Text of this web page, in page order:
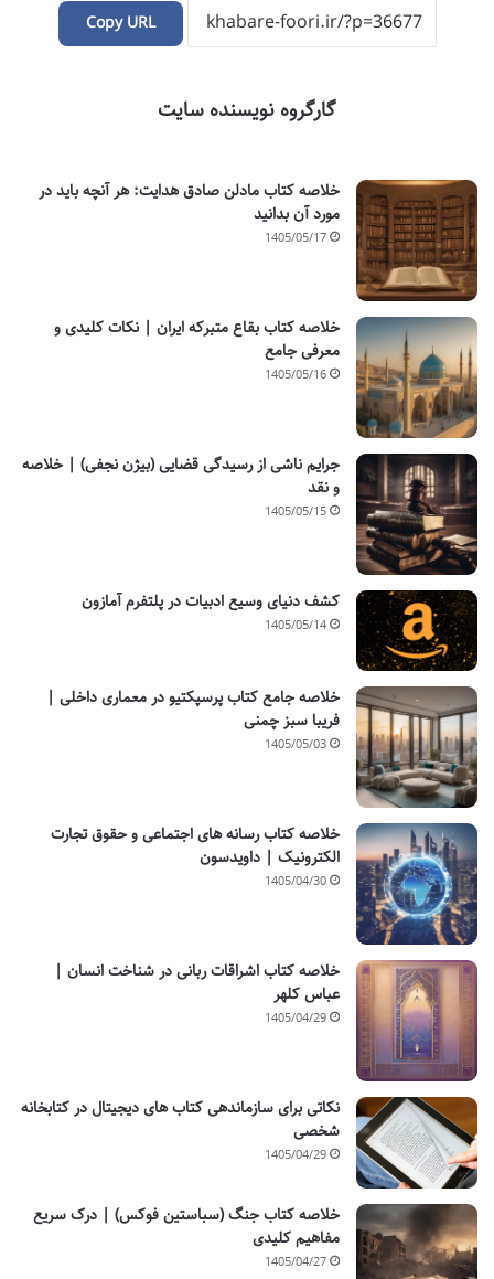
Copy URL
گارگروه نویسنده سایت
خلاصه کتاب مادلن صادق هدایت: هر آنچه باید در
مورد آن بدانید
1405/05/17
خلاصه کتاب بقاع متبرکه ایران | نکات کلیدی و
معرفی جامع
1405/05/16
جرایم ناشی از رسیدگی قضایی (بیژن نجفی) | خلاصه
و نقد
1405/05/15
کشف دنیای وسیع ادبیات در پلتفرم آمازون
1405/05/14
خلاصه جامع کتاب پرسپکتیو در معماری داخلی |
فریبا سبز چمنی
1405/05/03
خلاصه کتاب رسانه های اجتماعی و حقوق تجارت
الکترونیک | داویدسون
1405/04/30
خلاصه کتاب اشراقات ربانی در شناخت انسان |
عباس کلهر
1405/04/29
نکاتی برای سازماندهی کتاب های دیجیتال در کتابخانه
شخصی
1405/04/29
خلاصه کتاب جنگ (سباستین فوکس) | درک سریع
مفاهیم کلیدی
1405/04/27